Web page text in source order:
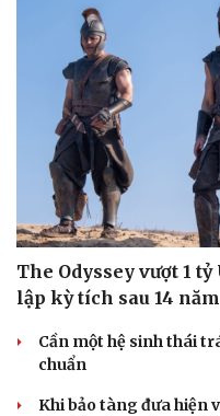
The Odyssey vượt 1
lập kỳ tích sau 14 năm
Cần một hệ sinh thái
chuẩn
Khi bảo tàng đưa hiện